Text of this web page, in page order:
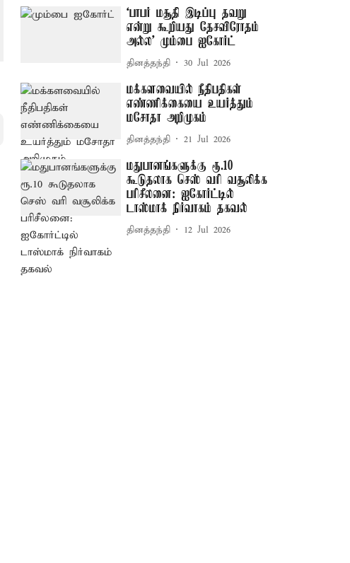
‘பாபர் மசூதி இடிப்பு தவறு
என்று கூறியது தேசவிரோதம்
அல்ல’ மும்பை ஐகோர்ட்
தினத்தந்தி 30 Jul 2026
மக்களவையில் நீதிபதிகள்
எண்ணிக்கையை உயர்த்தும்
மசோதா அறிமுகம்
தினத்தந்தி 21 Jul 2026
மதுபானங்களுக்கு ரூ.10
கூடுதலாக செஸ் வரி வசூலிக்க
பரிசீலனை: ஐகோர்ட்டில்
டாஸ்மாக் நிர்வாகம் தகவல்
தினத்தந்தி 12 Jul 2026